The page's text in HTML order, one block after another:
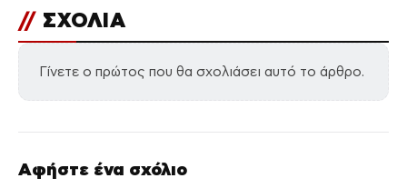
// ΣΧΟΛΙΑ
Γίνετε ο πρώτος που θα σχολιάσει αυτό το άρθρο.
Αφήστε ένα σχόλιο